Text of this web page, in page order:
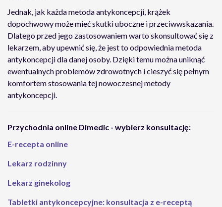
Jednak, jak każda metoda antykoncepcji, krążek
dopochwowy może mieć skutki uboczne i przeciwwskazania.
Dlatego przed jego zastosowaniem warto skonsultować się z
lekarzem, aby upewnić się, że jest to odpowiednia metoda
antykoncepcji dla danej osoby. Dzięki temu można uniknąć
ewentualnych problemów zdrowotnych i cieszyć się pełnym
komfortem stosowania tej nowoczesnej metody
antykoncepcji.
Przychodnia online Dimedic - wybierz konsultację:
E-recepta online
Lekarz rodzinny
Lekarz ginekolog
Tabletki antykoncepcyjne: konsultacja z e-receptą